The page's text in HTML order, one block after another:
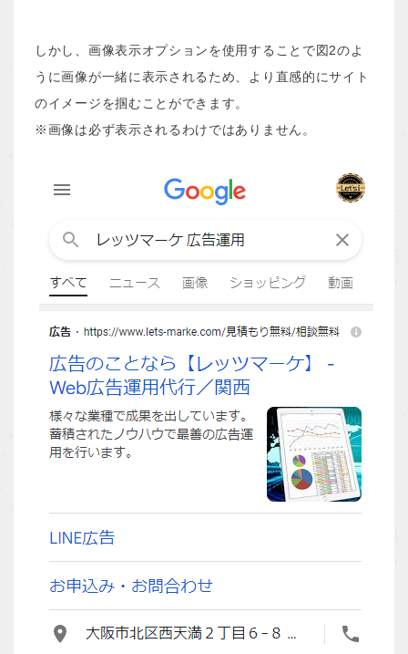
しかし、画像表示オプションを使用することで図2のよ
うに画像が一緒に表示されるため、より直感的にサイト
のイメージを掴むことができます。
※画像は必ず表示されるわけではありません。